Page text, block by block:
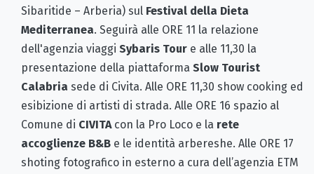
Sibaritide – Arberia) sul Festival della Dieta
Mediterranea. Seguirà alle ORE 11 la relazione
dell'agenzia viaggi Sybaris Tour e alle 11,30 la
presentazione della piattaforma Slow Tourist
Calabria sede di Civita. Alle ORE 11,30 show cooking ed
esibizione di artisti di strada. Alle ORE 16 spazio al
Comune di CIVITAcon la Pro Loco e la rete
accoglienze B&B e le identità arbereshe. Alle ORE 17
shoting fotografico in esterno a cura dell’agenzia ETM